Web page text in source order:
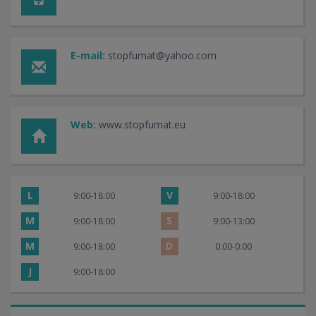
E-mail: stopfumat@yahoo.com
Web: www.stopfumat.eu
L 9:00-18:00 V 9:00-18:00
M 9:00-18:00 S 9:00-13:00
M 9:00-18:00 D 0:00-0:00
J 9:00-18:00